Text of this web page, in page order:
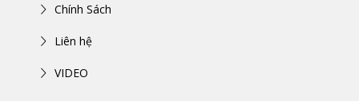
Chính Sách
Liên hệ
VIDEO